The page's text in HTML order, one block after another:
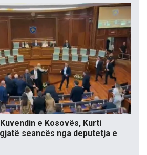
e Kosovës, Kurti
seancës nga deputetja e